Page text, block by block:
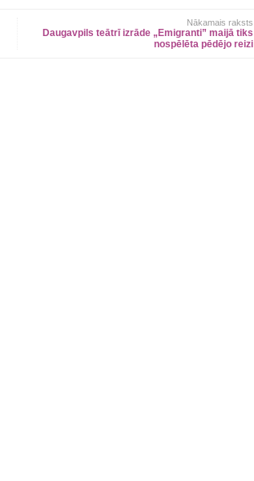
Nākamais raksts
Daugavpils teātrī izrāde „Emigranti” maijā tiks
nospēlēta pēdējo reizi